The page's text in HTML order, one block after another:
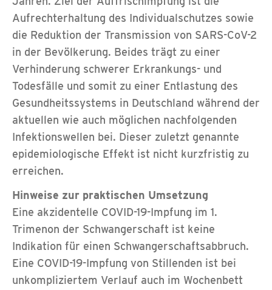
Aufrechterhaltung des Individualschutzes sowie
die Reduktion der Transmission von SARS-CoV-2
in der Bevölkerung. Beides trägt zu einer
Verhinderung schwerer Erkrankungs- und
Todesfälle und somit zu einer Entlastung des
Gesundheitssystems in Deutschland während der
aktuellen wie auch möglichen nachfolgenden
Infektionswellen bei. Dieser zuletzt genannte
epidemiologische Effekt ist nicht kurzfristig zu
erreichen.
Hinweise zur praktischen Umsetzung
Eine akzidentelle COVID-19-Impfung im 1.
Trimenon der Schwangerschaft ist keine
Indikation für einen Schwangerschaftsabbruch.
Eine COVID-19-Impfung von Stillenden ist bei
unkompliziertem Verlauf auch im Wochenbett